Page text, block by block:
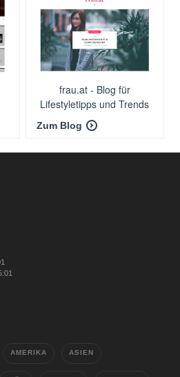
frau.at - Blog für
Lifestyletipps und Trends
für die Frau.
Zum Blog
AMERIKA ASIEN